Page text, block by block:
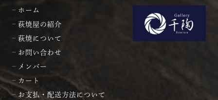
ホーム
萩焼屋の紹介
萩焼について
お問い合わせ
メンバー
カート
お支払・配送方法について